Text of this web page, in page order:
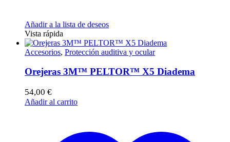
Añadir a la lista de deseos
Vista rápida
Accesorios, Protección auditiva y ocular
Orejeras 3M™ PELTOR™ X5 Diadema
54,00 €
Añadir al carrito